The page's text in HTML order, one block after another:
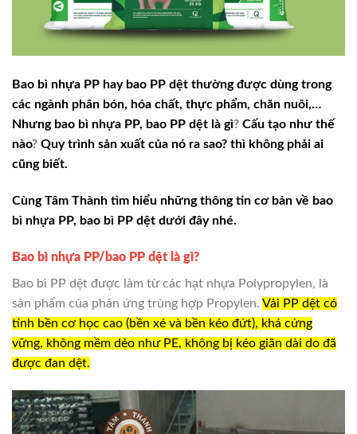
Bao bì nhựa PP hay bao PP dệt thường được dùng trong
các ngành phân bón, hóa chất, thực phẩm, chăn nuôi,…
Nhưng bao bì nhựa PP, bao PP dệt là gì? Cấu tạo như thế
nào? Quy trình sản xuất của nó ra sao? thì không phải ai
cũng biết.
Cùng Tâm Thành tìm hiểu những thông tin cơ bản về bao
bì nhựa PP, bao bì PP dệt dưới đây nhé.
Bao bì nhựa PP/bao PP dệt là gì?
Bao bì PP dệt được làm từ các hạt nhựa Polypropylen, là
sản phẩm của phản ứng trùng hợp Propylen. Vải PP dệt có
tính bền cơ học cao (bền xé và bền kéo đứt), khá cứng
vững, không mềm dẻo như PE, không bị kéo giãn dài do đã
được đan dệt.